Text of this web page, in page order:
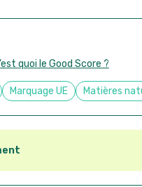
quoi le Good Score ?
Marquage UE Matières
règlement, vous pouvez